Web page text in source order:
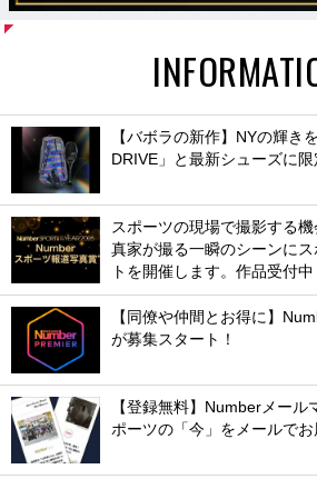
【バボラの新作】NYの輝き
DRIVE」と最新シューズに
スポーツの現場で撮影する
真家が撮る一瞬のシーンに
トを開催します。作品受付中
【同僚や仲間とお得に】
が募集スタート！
【登録無料】Numberメール
ポーツの「今」をメールでお